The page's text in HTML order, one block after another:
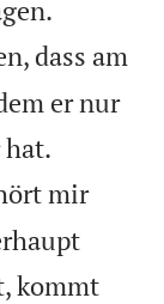
dass am
er nur
hat.
mir
kommt